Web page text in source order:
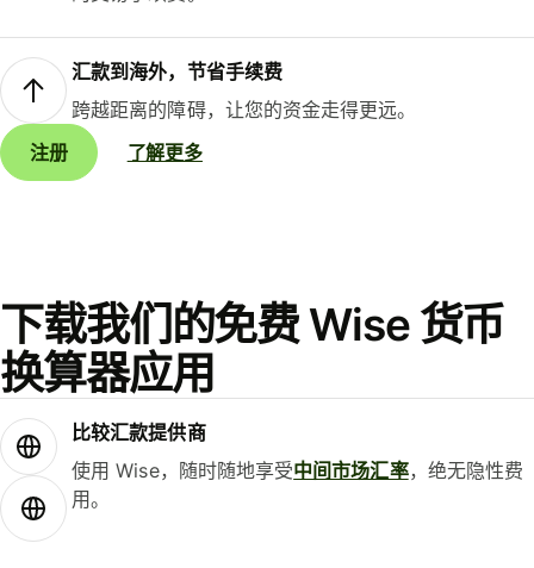
汇款到海外，节省手续费
跨越距离的障碍，让您的资金走得更远。
注册
了解更多
下载我们的免费 Wise 货币
换算器应用
比较汇款提供商
使用 Wise，随时随地享受中间市场汇率，绝无隐性费
用。